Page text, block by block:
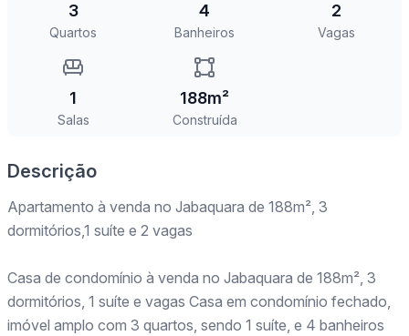
3
Quartos
4
Banheiros
2
Vagas
1
Salas
188m²
Construída
Descrição
Apartamento à venda no Jabaquara de 188m², 3
dormitórios,1 suíte e 2 vagas
Casa de condomínio à venda no Jabaquara de 188m², 3
dormitórios, 1 suíte e vagas Casa em condomínio fechado,
imóvel amplo com 3 quartos, sendo 1 suíte, e 4 banheiros